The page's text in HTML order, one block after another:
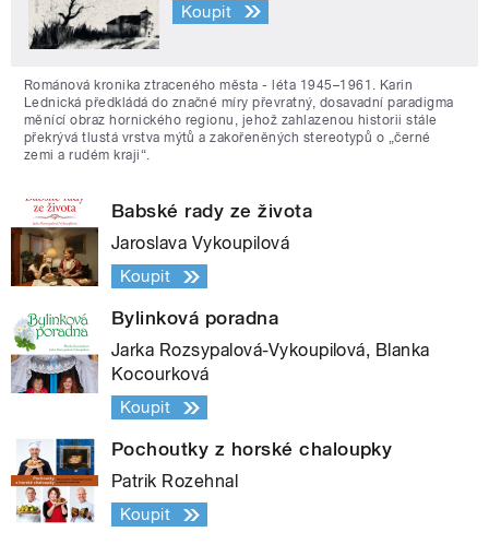
Koupit
Románová kronika ztraceného města - léta 1945–1961. Karin
Lednická předkládá do značné míry převratný, dosavadní paradigma
měnící obraz hornického regionu, jehož zahlazenou historii stále
překrývá tlustá vrstva mýtů a zakořeněných stereotypů o „černé
zemi a rudém kraji“.
Babské rady ze života
Jaroslava Vykoupilová
Koupit
Bylinková poradna
Jarka Rozsypalová-Vykoupilová, Blanka
Kocourková
Koupit
Pochoutky z horské chaloupky
Patrik Rozehnal
Koupit